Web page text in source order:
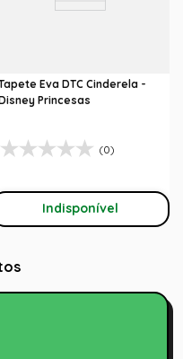
Eva DTC Cinderela -
Princesas
(0)
Indisponível